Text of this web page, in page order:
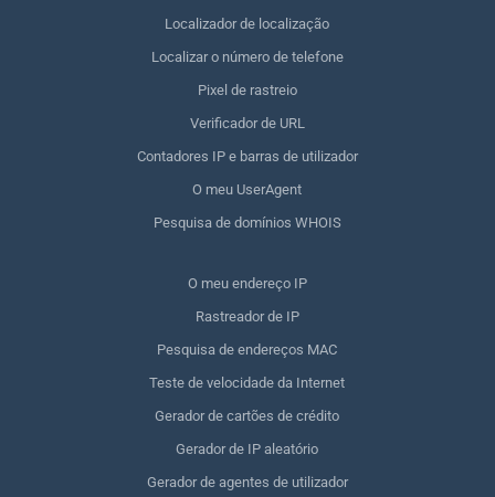
Localizador de localização
Localizar o número de telefone
Pixel de rastreio
Verificador de URL
Contadores IP e barras de utilizador
O meu UserAgent
Pesquisa de domínios WHOIS
O meu endereço IP
Rastreador de IP
Pesquisa de endereços MAC
Teste de velocidade da Internet
Gerador de cartões de crédito
Gerador de IP aleatório
Gerador de agentes de utilizador